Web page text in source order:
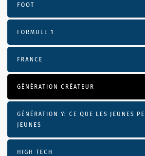
FOOT
FORMULE 1
FRANCE
GÉNÉRATION CRÉATEUR
GÉNÉRATION Y: CE QUE LES JEUNES
JEUNES
HIGH TECH